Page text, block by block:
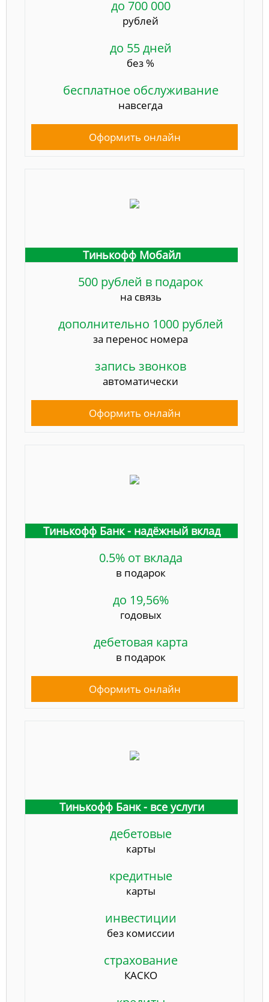
до 700 000
рублей
до 55 дней
без %
бесплатное обслуживание
навсегда
Оформить онлайн
Тинькофф Мобайл
500 рублей в подарок
на связь
дополнительно 1000 рублей
за перенос номера
запись звонков
автоматически
Оформить онлайн
Тинькофф Банк - надёжный вклад
0.5% от вклада
в подарок
до 19,56%
годовых
дебетовая карта
в подарок
Оформить онлайн
Тинькофф Банк - все услуги
дебетовые
карты
кредитные
карты
инвестиции
без комиссии
страхование
КАСКО